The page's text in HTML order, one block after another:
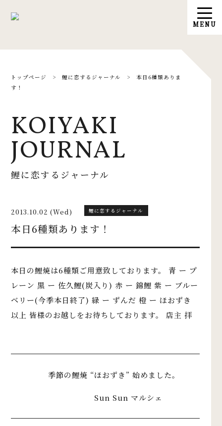
トップページ >鯉に恋するジャーナル >本日6種類ありま
す！
KOIYAKI
JOURNAL
鯉に恋するジャーナル
2013.10.02 (Wed) 鯉に恋するジャーナル
本日6種類あります！
本日の鯉焼は6種類ご用意致しております。 青 ー プ
レーン 黒 ー 佐久鯉(炭入り) 赤 ー 錦鯉 紫 ー ブルー
ベリー(今季本日終了) 緑 ー ずんだ 橙 ー ほおずき
以上 皆様のお越しをお待ちしております。 店主 拝
季節の鯉焼 “ほおずき” 始めました。
Sun Sun マルシェ